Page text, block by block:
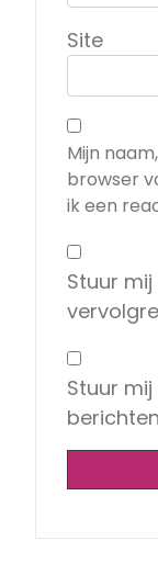
Site
Mijn
browser
ik een
Stuur
Stuur